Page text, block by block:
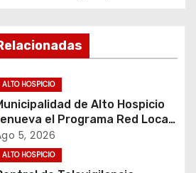
ALTO HOSPICIO
de Alto Hospicio
el Programa Red Local
Apoyos y Cuidados
5, 2026
ALTO HOSPICIO